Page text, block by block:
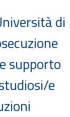
di
supporto
e